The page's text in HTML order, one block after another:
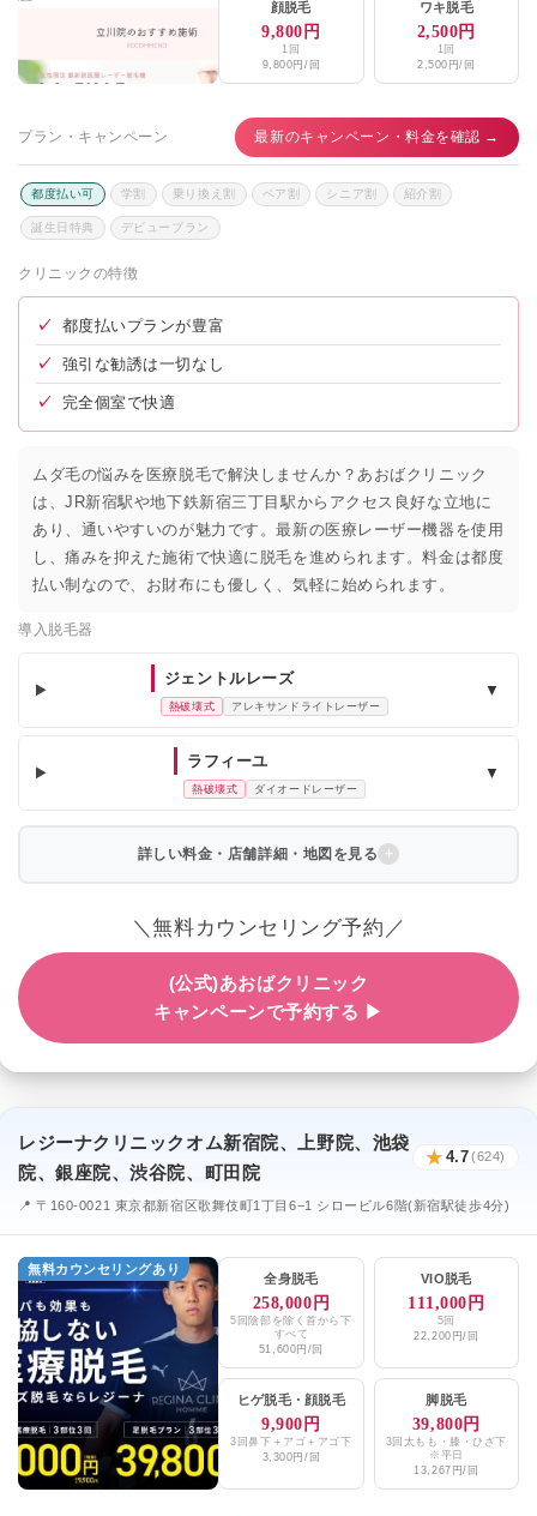
顔脱毛
9,800円
1回
9,800円/回
ワキ脱毛
2,500円
1回
2,500円/回
プラン・キャンペーン 最新のキャンペーン・料金を確認 →
都度払い可 学割 乗り換え割 ペア割 シニア割 紹介割
誕生日特典 デビュープラン
クリニックの特徴
✓ 都度払いプランが豊富
✓ 強引な勧誘は一切なし
✓ 完全個室で快適
ムダ毛の悩みを医療脱毛で解決しませんか？あおばクリニック
は、JR新宿駅や地下鉄新宿三丁目駅からアクセス良好な立地に
あり、通いやすいのが魅力です。最新の医療レーザー機器を使用
し、痛みを抑えた施術で快適に脱毛を進められます。料金は都度
払い制なので、お財布にも優しく、気軽に始められます。
導入脱毛器
ジェントルレーズ
熱破壊式 アレキサンドライトレーザー
▼
ラフィーユ
熱破壊式 ダイオードレーザー
▼
詳しい料金・店舗詳細・地図を見る
＼無料カウンセリング予約／
(公式)あおばクリニック
キャンペーンで予約する ▶
レジーナクリニックオム新宿院、上野院、池袋
院、銀座院、渋谷院、町田院
★ 4.7(624)
📍 〒160-0021 東京都新宿区歌舞伎町1丁目6−1 シロービル6階(新宿駅徒歩4分)
無料カウンセリングあり
全身脱毛
258,000円
5回陰部を除く首から下
すべて
51,600円/回
VIO脱毛
111,000円
5回
22,200円/回
ヒゲ脱毛・ 顔脱毛
9,900円
3回鼻下＋アゴ＋アゴ下
3,300円/回
脚脱毛
39,800円
3回太もも・膝・ひざ下
※平日
13,267円/回